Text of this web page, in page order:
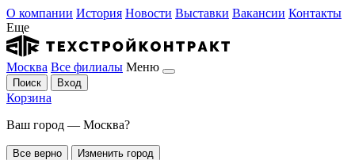
О компании История Новости Выставки Вакансии Контакты
Еще
Москва Все филиалы Меню
Поиск Вход
Корзина
Ваш город — Москва?
Все верно Изменить город